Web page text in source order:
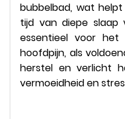
bubbelbad, wat
tijd van diepe slaap
essentieel voor het
hoofdpijn, als
herstel en verlicht
vermoeidheid en